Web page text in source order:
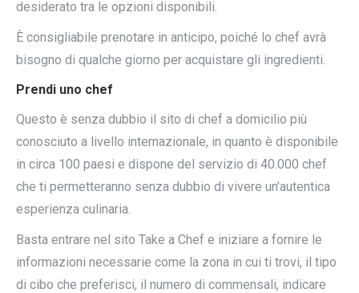
desiderato tra le opzioni disponibili.
È consigliabile prenotare in anticipo, poiché lo chef avrà
bisogno di qualche giorno per acquistare gli ingredienti.
Prendi uno chef
Questo è senza dubbio il sito di chef a domicilio più
conosciuto a livello internazionale, in quanto è disponibile
in circa 100 paesi e dispone del servizio di 40.000 chef
che ti permetteranno senza dubbio di vivere un’autentica
esperienza culinaria.
Basta entrare nel sito Take a Chef e iniziare a fornire le
informazioni necessarie come la zona in cui ti trovi, il tipo
di cibo che preferisci, il numero di commensali, indicare